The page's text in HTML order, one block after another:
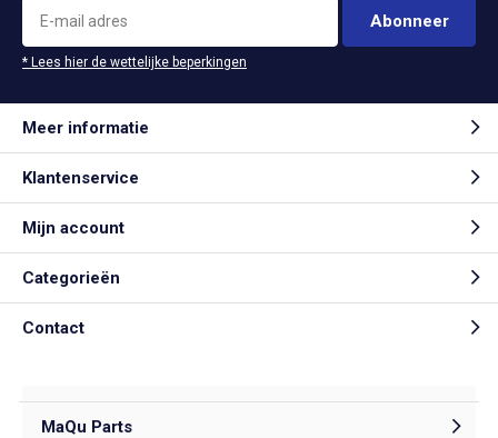
Abonneer
* Lees hier de wettelijke beperkingen
Meer informatie
Klantenservice
Mijn account
Categorieën
Contact
MaQu Parts